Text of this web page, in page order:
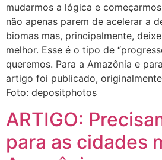
mudarmos a lógica e
não apenas parem de acelerar a
biomas mas, principalmente,
melhor. Esse é o tipo de
queremos. Para a Amazônia e
artigo foi publicado,
Foto: depositphotos
ARTIGO:
para as cidades